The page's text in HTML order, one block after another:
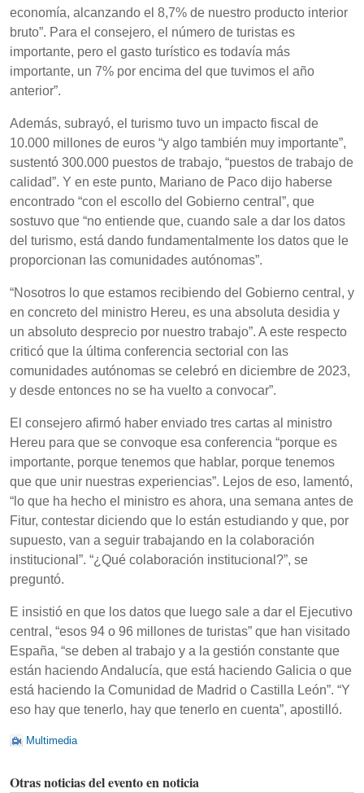
economía, alcanzando el 8,7% de nuestro producto interior
bruto”. Para el consejero, el número de turistas es
importante, pero el gasto turístico es todavía más
importante, un 7% por encima del que tuvimos el año
anterior”.
Además, subrayó, el turismo tuvo un impacto fiscal de
10.000 millones de euros “y algo también muy importante”,
sustentó 300.000 puestos de trabajo, “puestos de trabajo de
calidad”. Y en este punto, Mariano de Paco dijo haberse
encontrado “con el escollo del Gobierno central”, que
sostuvo que “no entiende que, cuando sale a dar los datos
del turismo, está dando fundamentalmente los datos que le
proporcionan las comunidades autónomas”.
“Nosotros lo que estamos recibiendo del Gobierno central, y
en concreto del ministro Hereu, es una absoluta desidia y
un absoluto desprecio por nuestro trabajo”. A este respecto
criticó que la última conferencia sectorial con las
comunidades autónomas se celebró en diciembre de 2023,
y desde entonces no se ha vuelto a convocar”.
El consejero afirmó haber enviado tres cartas al ministro
Hereu para que se convoque esa conferencia “porque es
importante, porque tenemos que hablar, porque tenemos
que que unir nuestras experiencias”. Lejos de eso, lamentó,
“lo que ha hecho el ministro es ahora, una semana antes de
Fitur, contestar diciendo que lo están estudiando y que, por
supuesto, van a seguir trabajando en la colaboración
institucional”. “¿Qué colaboración institucional?”, se
preguntó.
E insistió en que los datos que luego sale a dar el Ejecutivo
central, “esos 94 o 96 millones de turistas” que han visitado
España, “se deben al trabajo y a la gestión constante que
están haciendo Andalucía, que está haciendo Galicia o que
está haciendo la Comunidad de Madrid o Castilla León”. “Y
eso hay que tenerlo, hay que tenerlo en cuenta”, apostilló.
Multimedia
Otras noticias del evento en noticia